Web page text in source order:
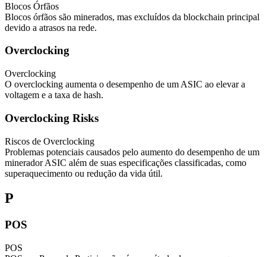
Blocos Órfãos
Blocos órfãos são minerados, mas excluídos da blockchain principal
devido a atrasos na rede.
Overclocking
Overclocking
O overclocking aumenta o desempenho de um ASIC ao elevar a
voltagem e a taxa de hash.
Overclocking Risks
Riscos de Overclocking
Problemas potenciais causados pelo aumento do desempenho de um
minerador ASIC além de suas especificações classificadas, como
superaquecimento ou redução da vida útil.
P
POS
POS